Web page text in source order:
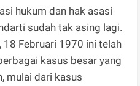
hukum dan hak asasi
sudah tak asing lagi.
18 Februari 1970 ini telah
kasus besar yang
mulai dari kasus